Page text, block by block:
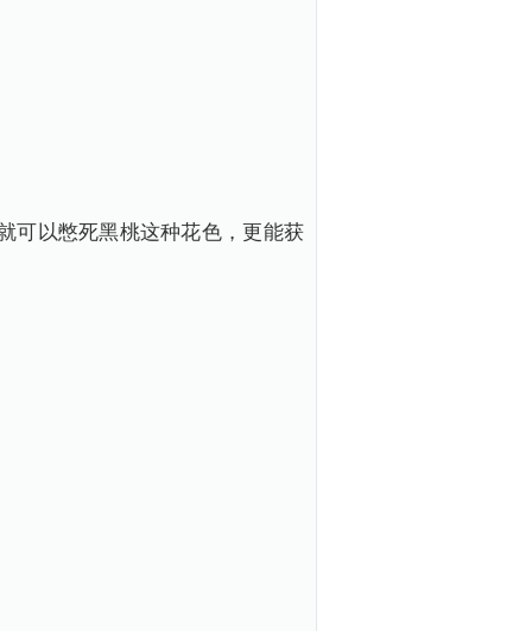
可以憋死黑桃这种花色，更能获